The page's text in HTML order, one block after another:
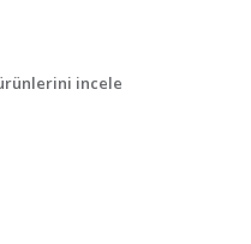
incele